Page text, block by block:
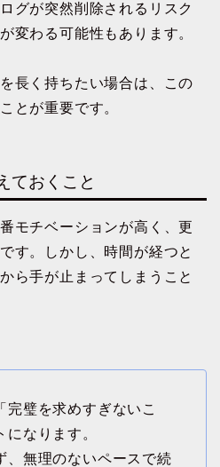
グが突然削除されるリスク
変わる可能性もあります。
長く持ちたい場合は、この
とが重要です。
ておくこと
モチベーションが高く、更
す。しかし、時間が経つと
ら手が止まってしまうこと
璧を求めすぎないこ
なります。
、無理のないペースで続